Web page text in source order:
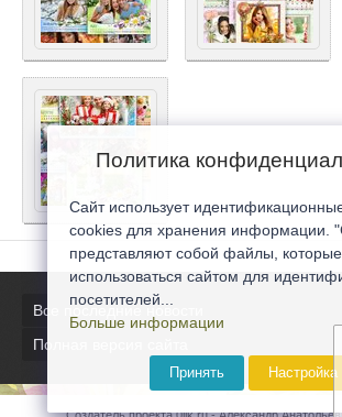
Все последние новости
Полная версия сайта
Политика
Сайт использует
cookies для хранения информации.
представляют собой файлы,
использоваться сайтом для
посетителей...
Больше информации
Принять Настройка